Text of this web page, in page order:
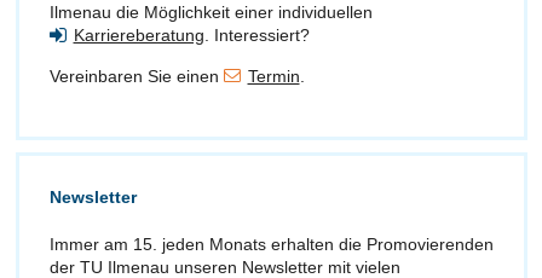
Ilmenau die Möglichkeit einer individuellen
Karriereberatung . Interessiert?
Vereinbaren Sie einen Termin
Newsletter
Immer am 15. jeden Monats erhalten die Promovierenden
der TU Ilmenau unseren Newsletter mit vielen